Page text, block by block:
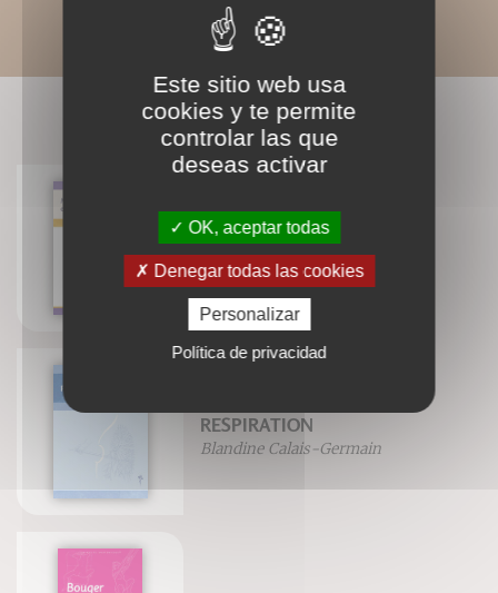
LIVRES ASSOCIÉS
Anatomie pour le yoga
Blandine Calais-Germain
RESPIRATION
Blandine Calais-Germain
Este sitio web usa
cookies y te permite
controlar las que
deseas activar
OK, aceptar todas
Denegar todas las cookies
Personalizar
Política de privacidad